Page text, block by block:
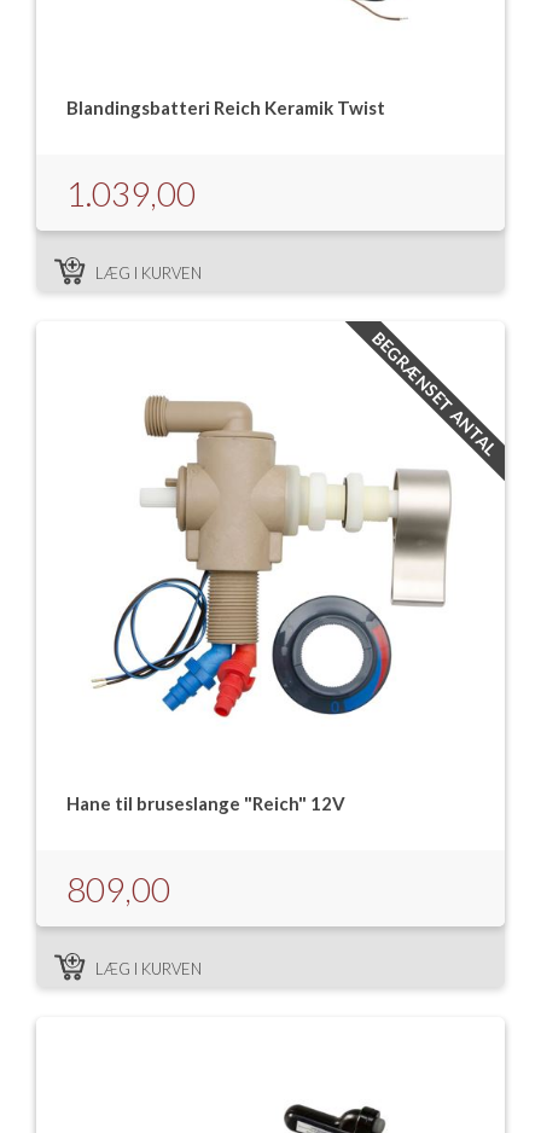
Blandingsbatteri Reich Keramik Twist
1.039,00
LÆG I KURVEN
Hane til bruseslange "Reich" 12V
809,00
BEGRÆNSET ANTAL
LÆG I KURVEN